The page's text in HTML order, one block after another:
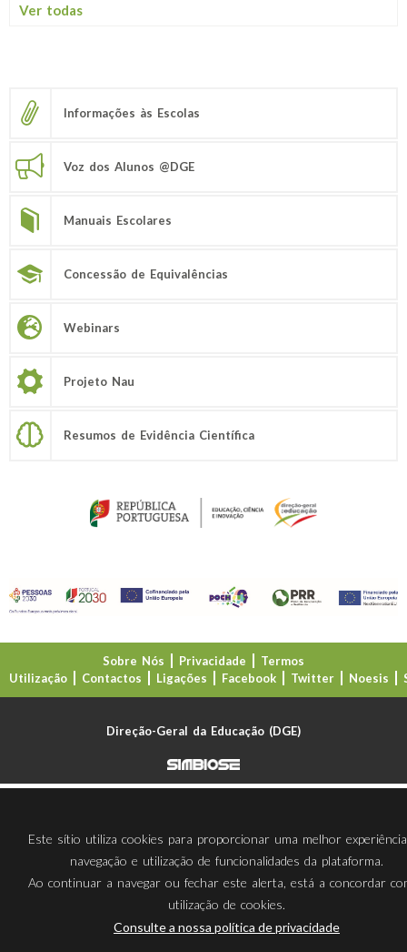
Ver todas
Informações às Escolas
Voz dos Alunos @DGE
Manuais Escolares
Concessão de Equivalências
Webinars
Projeto Nau
Resumos de Evidência Científica
Sobre Nós Privacidade
Termos
Utilização
Contactos Ligações Facebook Twitter Noesis
Direção-Geral da Educação (DGE)
Este sítio utiliza cookies para proporcionar uma melhor
navegação e utilização de funcionalidades da plataforma.
Ao continuar a navegar ou fechar este alerta, está a concordar
utilização de cookies.
Consulte a nossa política de privacidade